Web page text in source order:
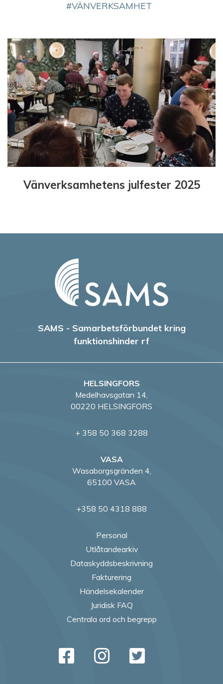
VÄNVERKSAMHET
Vänverksamhetens julfester 2025
SAMS - Samarbetsförbundet kring
funktionshinder rf
HELSINGFORS
Medelhavsgatan 14,
00220 HELSINGFORS
+ 358 50 368 3288
VASA
Wasaborgsgränden 4,
65100 VASA
+358 50 4318 888
Personal
Utlåtandearkiv
Dataskyddsbeskrivning
Fakturering
Händelsekalender
Juridisk FAQ
Centrala ord och begrepp
Follow us on
Follow us on
Follow